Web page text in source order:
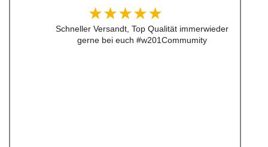
★★★★★
Schneller Versandt, Top Qualität immerwieder
gerne bei euch #w201Commumity